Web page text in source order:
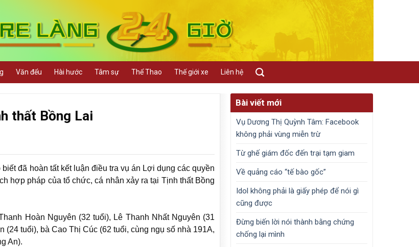
Văn đểu Hài hước Tâm sự Thể Thao Thế giới xe Liên hệ
thất Bồng Lai
đã hoàn tất kết luận điều tra vụ án Lợi dụng các quyền
hợp pháp của tổ chức, cá nhân xảy ra tại Tịnh thất Bồng
Hoàn Nguyên (32 tuổi), Lê Thanh Nhất Nguyên (31
tuổi), bà Cao Thị Cúc (62 tuổi, cùng ngụ số nhà 191A,
An).
Bài viết mới
Vụ Dương Thị Quỳnh Tâm: Facebook
không phải vùng miễn trừ
Từ ghế giám đốc đến trại tạm giam
Về quảng cáo “tế bào gốc”
Idol không phải là giấy phép để nói gì
cũng được
Đừng biến lời nói thành bằng chứng
chống lại mình